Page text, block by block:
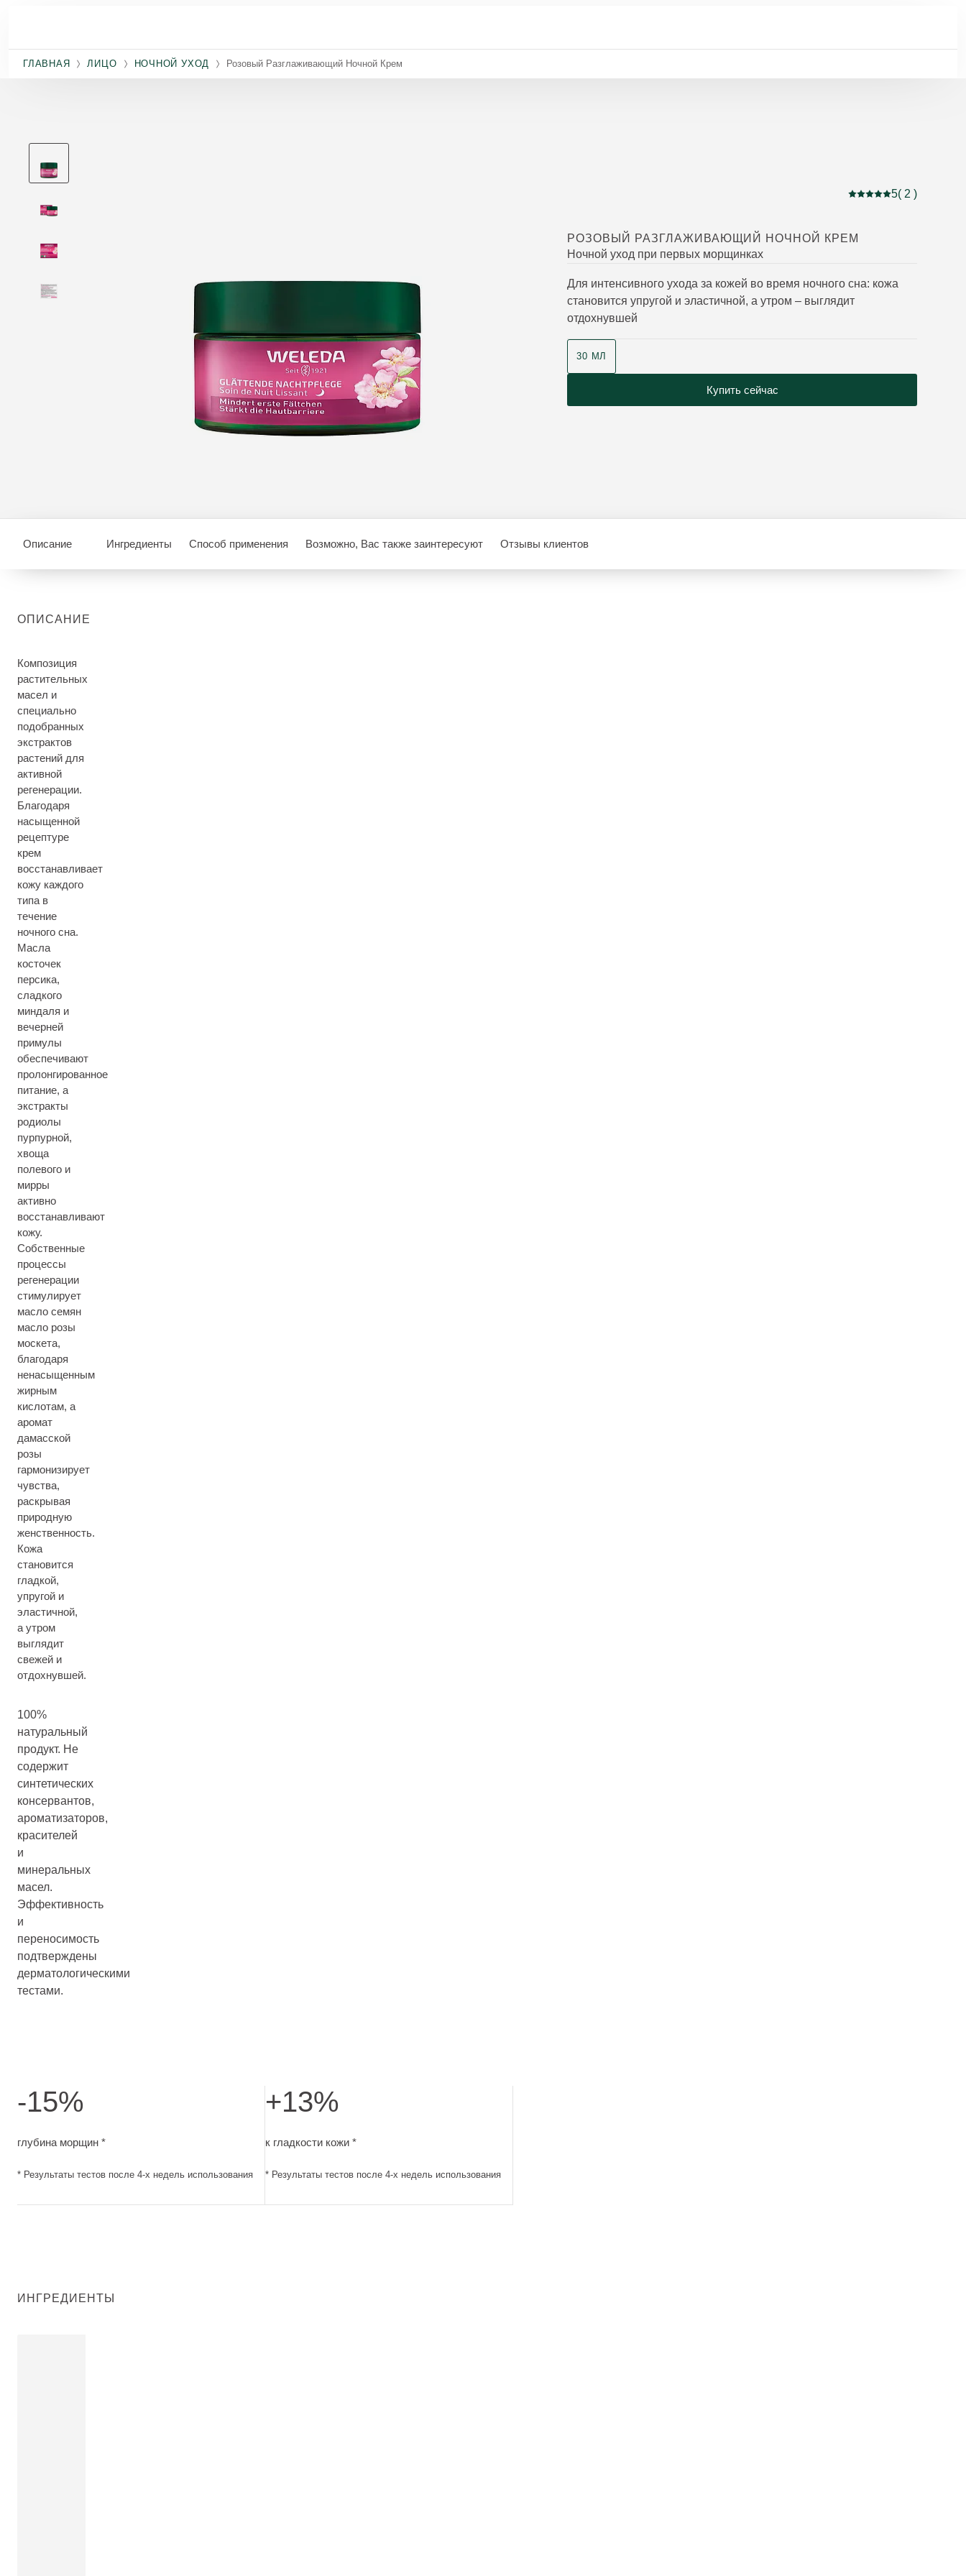
ГЛАВНАЯ ЛИЦО НОЧНОЙ УХОД Розовый Разглаживающий Ночной Крем
Current rating: 5 out of
5( 2 )
РОЗОВЫЙ РАЗГЛАЖИВАЮЩИЙ НОЧНОЙ КРЕМ
Ночной уход при первых морщинках
Для интенсивного ухода за кожей во время ночного сна: кожа
становится упругой и эластичной, а утром – выглядит
отдохнувшей
30 МЛ
Купить сейчас
Описание Ингредиенты Способ применения Возможно, Вас также заинтересуют Отзывы клиентов
ОПИСАНИЕ
Композиция
растительных
масел и
специально
подобранных
экстрактов
растений для
активной
регенерации.
Благодаря
насыщенной
рецептуре
крем
восстанавливает
кожу каждого
типа в
течение
ночного сна.
Масла
косточек
персика,
сладкого
миндаля и
вечерней
примулы
обеспечивают
пролонгированное
питание, а
экстракты
родиолы
пурпурной,
хвоща
полевого и
мирры
активно
восстанавливают
кожу.
Собственные
процессы
регенерации
стимулирует
масло семян
масло розы
москета,
благодаря
ненасыщенным
жирным
кислотам, а
аромат
дамасской
розы
гармонизирует
чувства,
раскрывая
природную
женственность.
Кожа
становится
гладкой,
упругой и
эластичной,
а утром
выглядит
свежей и
отдохнувшей.
100%
натуральный
продукт. Не
содержит
синтетических
консервантов,
ароматизаторов,
красителей
и
минеральных
масел.
Эффективность
и
переносимость
подтверждены
дерматологическими
тестами.
-15%
глубина морщин *
* Результаты тестов после 4-х недель использования
+13%
к гладкости кожи *
* Результаты тестов после 4-х недель использования
ИНГРЕДИЕНТЫ